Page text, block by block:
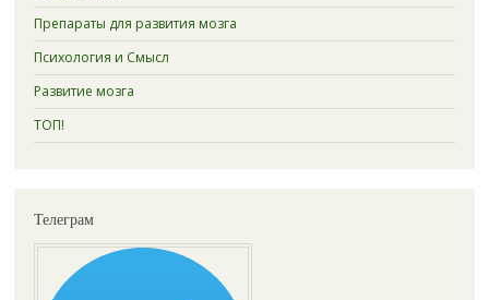
Препараты для развития мозга
Психология и Смысл
Развитие мозга
ТОП!
Телеграм